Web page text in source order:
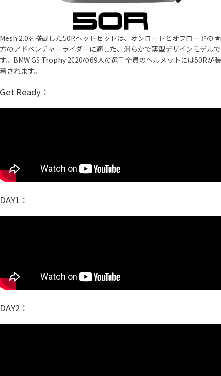
Mesh 2.0を搭載した50Rヘッドセットは、オンロードとオフロードの両
方のアドベンチャーライダーに適した、滑らかで薄型デザインモデルで
す。BMW GS Trophy 2020の69人の選手全員のヘルメットには50Rが装
着されます。
Get Ready：
DAY1：
DAY2：